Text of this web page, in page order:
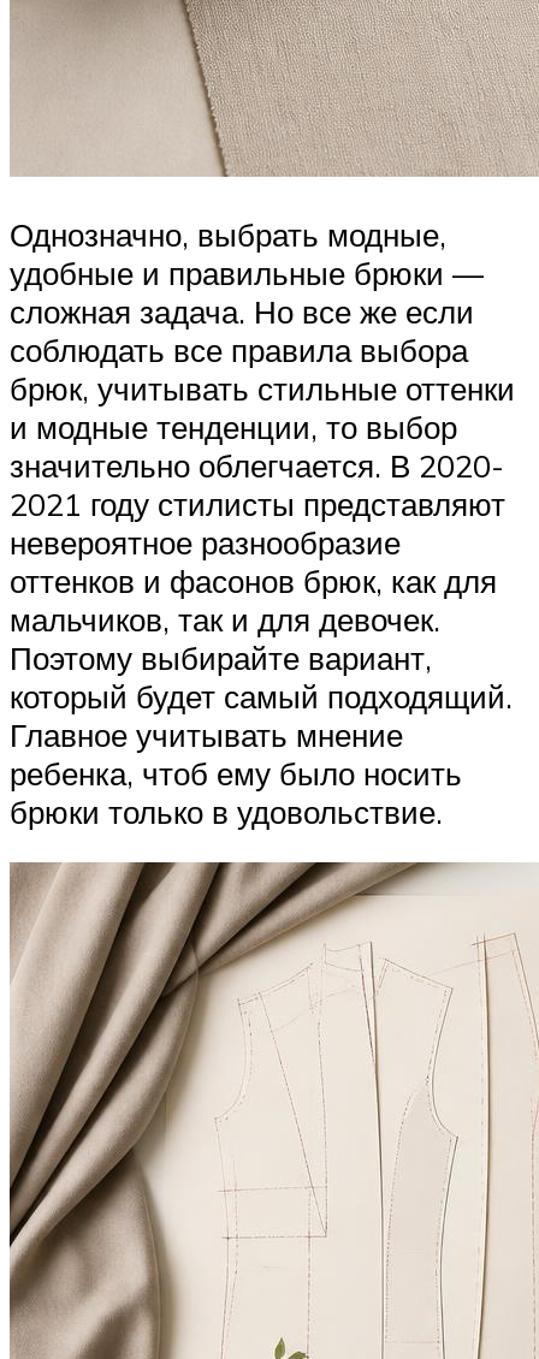
Однозначно, выбрать модные,
удобные и правильные брюки —
сложная задача. Но все же если
соблюдать все правила выбора
брюк, учитывать стильные оттенки
и модные тенденции, то выбор
значительно облегчается. В 2020-
2021 году стилисты представляют
невероятное разнообразие
оттенков и фасонов брюк, как для
мальчиков, так и для девочек.
Поэтому выбирайте вариант,
который будет самый подходящий.
Главное учитывать мнение
ребенка, чтоб ему было носить
брюки только в удовольствие.